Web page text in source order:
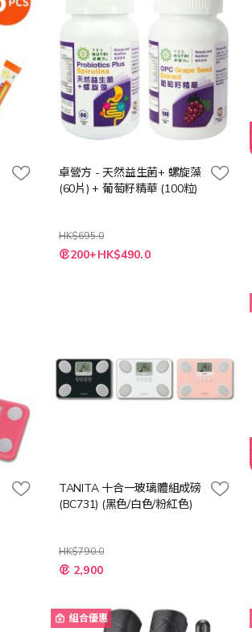
卓營方 - 天然益生菌+ 螺旋藻
(60片) + 葡萄籽精華 (100粒)
HK$695.0
特
殊 200+HK$490.0
TANITA 十合一玻璃體組成磅
(BC731) (黑色/白色/粉紅色)
HK$790.0
2,900
組合優惠